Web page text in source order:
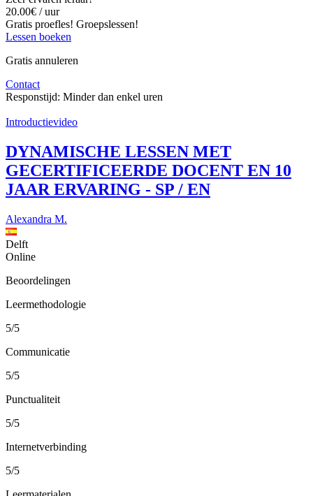
20.00€ / uur
Gratis proefles! Groepslessen!
Lessen boeken
Gratis annuleren
Contact
Responstijd: Minder dan enkel uren
Introductievideo
DYNAMISCHE LESSEN MET
GECERTIFICEERDE DOCENT EN 10
JAAR ERVARING - SP / EN
Alexandra M.
Delft
Online
Beoordelingen
Leermethodologie
5/5
Communicatie
5/5
Punctualiteit
5/5
Internetverbinding
5/5